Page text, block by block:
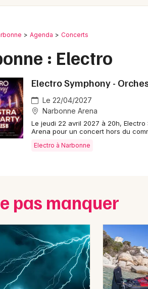
Agenda Concerts
: Electro
Electro Symphony -
Le 22/04/2027
Narbonne Arena
Le jeudi 22 avril 2027 à 20h,
Arena pour un concert hors du
Electro à Narbonne
pas manquer